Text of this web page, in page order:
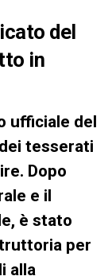
del
in
ufficiale del
tesserati
Dopo
e il
è stato
per
alla